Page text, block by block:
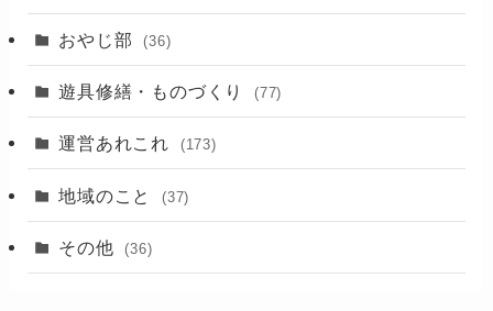
(3)
おやじ部 (36)
遊具修繕・ものづくり (77)
運営あれこれ (173)
地域のこと (37)
その他 (36)